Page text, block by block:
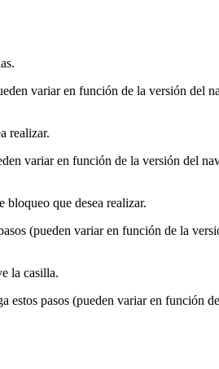
variar en función de la versión del
realizar.
variar en función de la versión del
bloqueo que desea realizar.
(pueden variar en función de la
la casilla.
estos pasos (pueden variar en función